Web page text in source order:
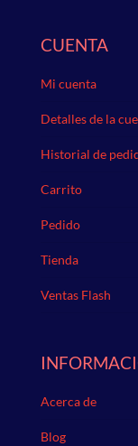
CUENTA
Mi cuenta
Detalles de la
Historial de
Carrito
Pedido
Tienda
Ventas Flash
Acerca de
Blog